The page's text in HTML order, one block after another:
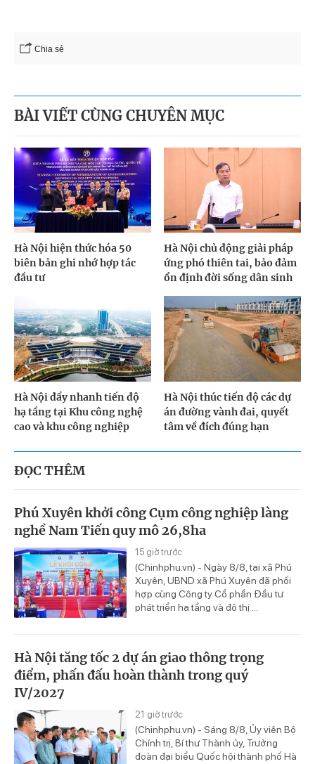
Chia sẻ
BÀI VIẾT CÙNG CHUYÊN MỤC
Hà Nội hiện thức hóa 50
biên bản ghi nhớ hợp tác
đầu tư
Hà Nội chủ động giải pháp
ứng phó thiên tai, bảo đảm
ổn định đời sống dân sinh
Hà Nội đẩy nhanh tiến độ
hạ tầng tại Khu công nghệ
cao và khu công nghiệp
Hà Nội thúc tiến độ các dự
án đường vành đai, quyết
tâm về đích đúng hạn
ĐỌC THÊM
Phú Xuyên khởi công Cụm công nghiệp làng
nghề Nam Tiến quy mô 26,8ha
15 giờ trước
(Chinhphu.vn) - Ngày 8/8, tại xã Phú
Xuyên, UBND xã Phú Xuyên đã phối
hợp cùng Công ty Cổ phần Đầu tư
phát triển hạ tầng và đô thị ...
Hà Nội tăng tốc 2 dự án giao thông trọng
điểm, phấn đấu hoàn thành trong quý
IV/2027
21 giờ trước
(Chinhphu.vn) - Sáng 8/8, Ủy viên Bộ
Chính trị, Bí thư Thành ủy, Trưởng
đoàn đại biểu Quốc hội thành phố Hà